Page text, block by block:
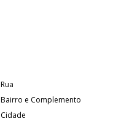
Rua
Bairro e Complemento
Cidade